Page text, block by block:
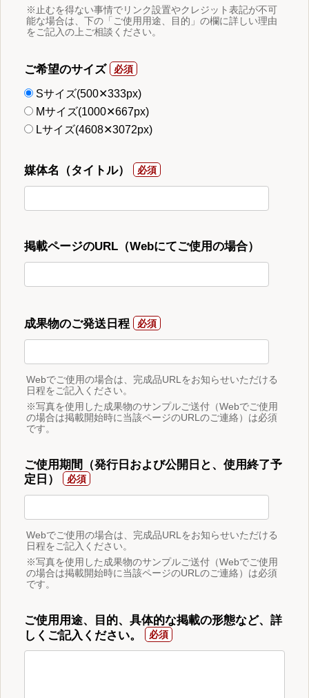
※止むを得ない事情でリンク設置やクレジット表記が不可
能な場合は、下の「ご使用用途、目的」の欄に詳しい理由
をご記入の上ご相談ください。
ご希望のサイズ
Sサイズ(500✕333px)
Mサイズ(1000✕667px)
Lサイズ(4608✕3072px)
媒体名（タイトル）
掲載ページのURL（Webにてご使用の場合）
成果物のご発送日程
Webでご使用の場合は、完成品URLをお知らせいただける
日程をご記入ください。
※写真を使用した成果物のサンプルご送付（Webでご使用
の場合は掲載開始時に当該ページのURLのご連絡）は必須
です。
ご使用期間（発行日および公開日と、使用終了予
定日）
Webでご使用の場合は、完成品URLをお知らせいただける
日程をご記入ください。
※写真を使用した成果物のサンプルご送付（Webでご使用
の場合は掲載開始時に当該ページのURLのご連絡）は必須
です。
ご使用用途、目的、具体的な掲載の形態など、詳
しくご記入ください。